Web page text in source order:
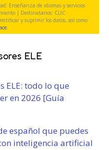
Enseñanza de idiomas y servicios
| Destinatarios: CLIC
y suprimir los datos, así como
.
ELE
ELE: todo lo que
en 2026 [Guía
español que puedes
inteligencia artificial